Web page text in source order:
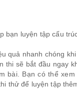
bạn luyện tập cấu
quả nhanh chóng
thi sẽ bắt đầu ngay
bài. Bạn có thể
thử để luyện tập